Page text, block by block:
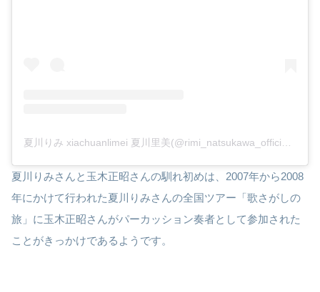
夏川りみさんと玉木正昭さんの馴れ初めは、2007年から2008
年にかけて行われた夏川りみさんの全国ツアー「歌さがしの
旅」に玉木正昭さんがパーカッション奏者として参加された
ことがきっかけであるようです。